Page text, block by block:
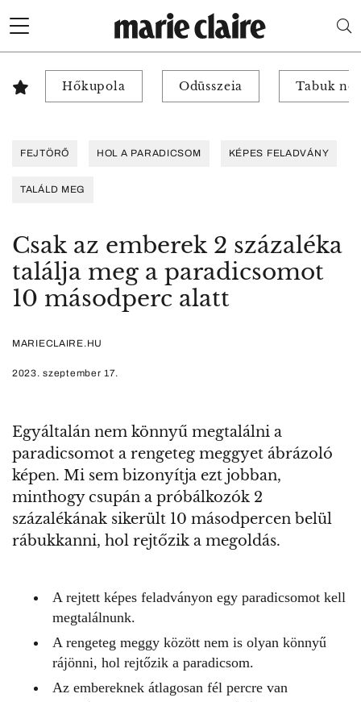
Hőkupola Odüsszeia Tabuk
FEJTÖRŐ HOL A PARADICSOM KÉPES FELADVÁNY
TALÁLD MEG
Csak az emberek 2 százaléka
találja meg a paradicsomot
10 másodperc alatt
MARIECLAIRE.HU
2023. szeptember 17.
Egyáltalán nem könnyű megtalálni a
paradicsomot a rengeteg meggyet ábrázoló
képen. Mi sem bizonyítja ezt jobban,
minthogy csupán a próbálkozók 2
százalékának sikerült 10 másodpercen belül
rábukkanni, hol rejtőzik a megoldás.
A rejtett képes feladványon egy paradicsomot kell
megtalálnunk.
A rengeteg meggy között nem is olyan könnyű
rájönni, hol rejtőzik a paradicsom.
Az embereknek átlagosan fél percre van